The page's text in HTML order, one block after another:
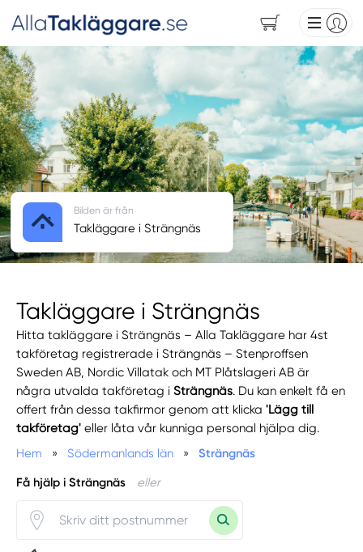
Takläggare i Strängnäs
Hitta takläggare i Strängnäs – Alla Takläggare har 4st
takföretag registrerade i Strängnäs – Stenproffsen
Sweden AB, Nordic Villatak och MT Plåtslageri AB är
några utvalda takföretag iSträngnäs. Du kan enkelt få en
offert från dessa takfirmor genom att klicka'Lägg till
takföretag' eller låta vår kunniga personal hjälpa dig.
Hem
» Södermanlands län » Strängnäs
Få hjälp i Strängnäs eller
Bilden är från
Takläggare i Strängnäs